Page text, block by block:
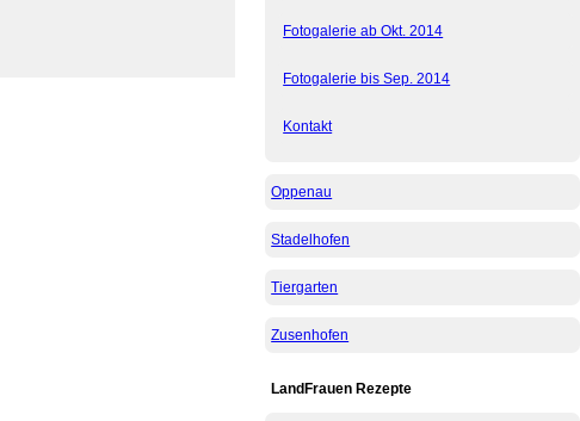
Fotogalerie ab Okt. 2014
Fotogalerie bis Sep. 2014
Kontakt
Oppenau
Stadelhofen
Tiergarten
Zusenhofen
LandFrauen Rezepte